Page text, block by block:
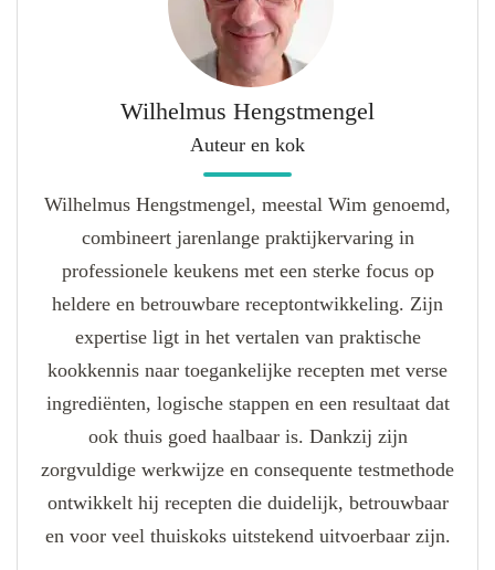
Wilhelmus Hengstmengel
Auteur en kok
Wilhelmus Hengstmengel, meestal Wim genoemd,
combineert jarenlange praktijkervaring in
professionele keukens met een sterke focus op
heldere en betrouwbare receptontwikkeling. Zijn
expertise ligt in het vertalen van praktische
kookkennis naar toegankelijke recepten met verse
ingrediënten, logische stappen en een resultaat dat
ook thuis goed haalbaar is. Dankzij zijn
zorgvuldige werkwijze en consequente testmethode
ontwikkelt hij recepten die duidelijk, betrouwbaar
en voor veel thuiskoks uitstekend uitvoerbaar zijn.